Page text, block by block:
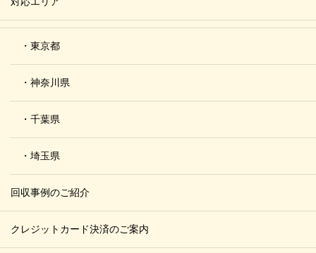
・東京都
・神奈川県
・千葉県
・埼玉県
回収事例のご紹介
クレジットカード決済のご案内